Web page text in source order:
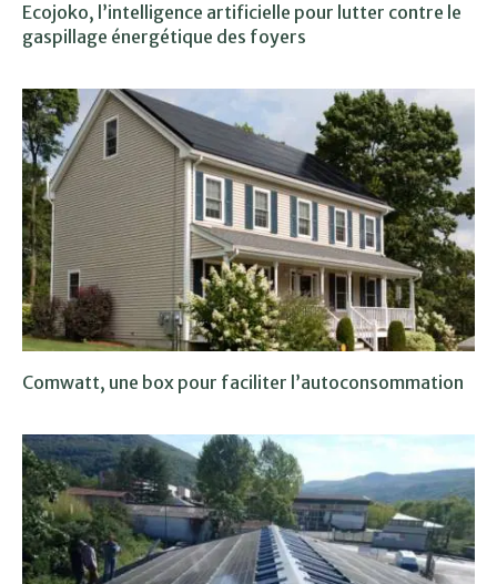
Ecojoko, l’intelligence artificielle pour lutter contre le
gaspillage énergétique des foyers
Comwatt, une box pour faciliter l’autoconsommation